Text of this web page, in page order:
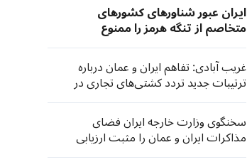
ایران عبور شناورهای کشورهای
متخاصم از تنگه هرمز را ممنوع
می‌کند
غریب آبادی: تفاهم ایران و عمان درباره
ترتیبات جدید تردد کشتی‌های تجاری در
تنگه هرمز به مرحله نهایی نزدیک شد
سخنگوی وزارت خارجه ایران فضای
مذاکرات ایران و عمان را مثبت ارزیابی
کرد